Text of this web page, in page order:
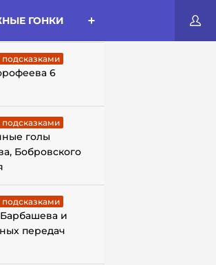
ГОНКИ
6
голы
Бобровского
и
передач